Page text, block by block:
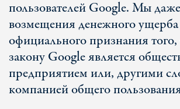
пользователей Google. Мы
возмещения денежного
официального признания
закону Google является
предприятием или, другими
компанией общего